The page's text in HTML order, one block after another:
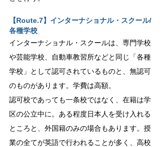
【Route.7】インターナショナル・スクール/
各種学校
インターナショナル・スクールは、専門学校
や芸能学校、自動車教習所などと同じ「各種
学校」として認可されているものと、無認可
のものがあります。学費は高額。
認可校であっても一条校ではなく、在籍は学
区の公立中に。ある程度日本人を受け入れる
ところと、外国籍のみの場合もあります。授
業の全てが英語で行われることが多く、高校